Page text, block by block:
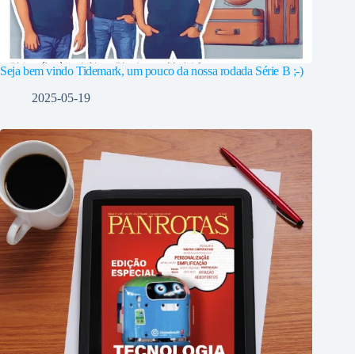
Seja bem vindo Tidemark, um pouco da nossa rodada Série B ;-)
2025-05-19